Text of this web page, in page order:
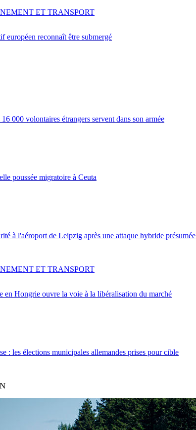
européen reconnaît être submergé
ET TRANSPORT
000 volontaires étrangers servent dans son armée
poussée migratoire à Ceuta
à l'aéroport de Leipzig après une attaque hybride présumée
en Hongrie ouvre la voie à la libéralisation du marché
ET TRANSPORT
: les élections municipales allemandes prises pour cible